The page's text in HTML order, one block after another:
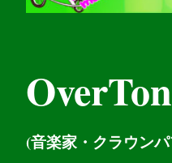
(音楽家・クラウン